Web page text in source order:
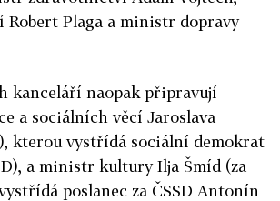
Plaga a ministr dopravy
kanceláří naopak připravují
a sociálních věcí Jaroslava
kterou vystřídá sociální demokrat
a ministr kultury Ilja Šmíd (za
poslanec za ČSSD Antonín